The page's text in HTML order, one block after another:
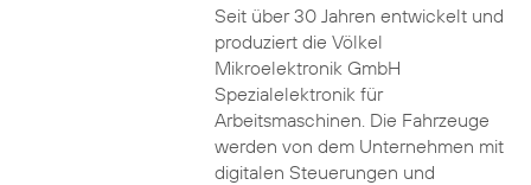
Seit über 30 Jahren entwickelt und
produziert die Völkel
Mikroelektronik GmbH
Spezialelektronik für
Arbeitsmaschinen. Die Fahrzeuge
werden von dem Unternehmen mit
digitalen Steuerungen und